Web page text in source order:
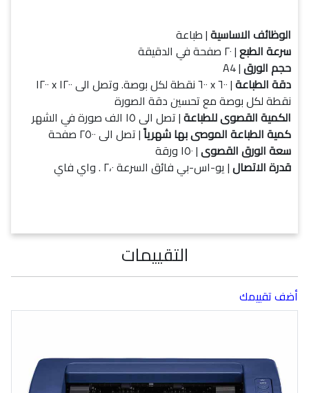
الوظائف الاساسية| طباعة
سرعة الطبع| ٢٠ صفحة في الدقيقة
حجم الورق| A4
دقة الطباعة
| ٦٠٠ x ٦٠٠ نقطة لكل بوصة. وتصل الى ١٢٠٠ x ١٢٠٠
نقطة لكل بوصة مع تحسين دقة الصورة
الكمية القصوى للطباعة| تصل الى ١٥ الف صورة في الشهر
كمية الطباعة الموصى بها شهرياً| تصل الى ٢٥٠٠ صفحة
سعة الورق القصوى| ١٥٠ ورقة
قدرة الاتصال| يو-اس-بي فائق السرعة ٢،٠ . واي فاي
التقييمات
أضف تقييمك